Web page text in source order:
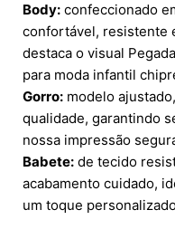
Body: confeccionado
confortável, resistente
destaca o visual
para moda infantil
Gorro: modelo
qualidade, garantindo
nossa impressão
Babete: de tecido
acabamento cuidado,
um toque